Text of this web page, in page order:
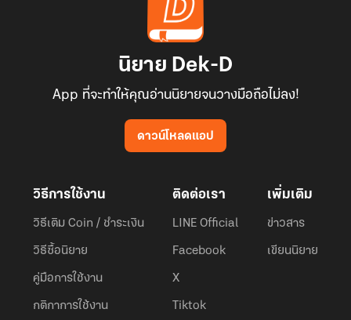
นิยาย Dek-D
App ที่จะทำให้คุณอ่านนิยายจนวางมือถือไม่ลง!
ดาวน์โหลดแอป
วิธีการใช้งาน
วิธีเติม Coin / ชำระเงิน
วิธีซื้อนิยาย
คู่มือการใช้งาน
กติกาการใช้งาน
ติดต่อเรา
LINE Official
Facebook
X
Tiktok
เพิ่มเติม
ข่าวสาร
เขียนนิยาย